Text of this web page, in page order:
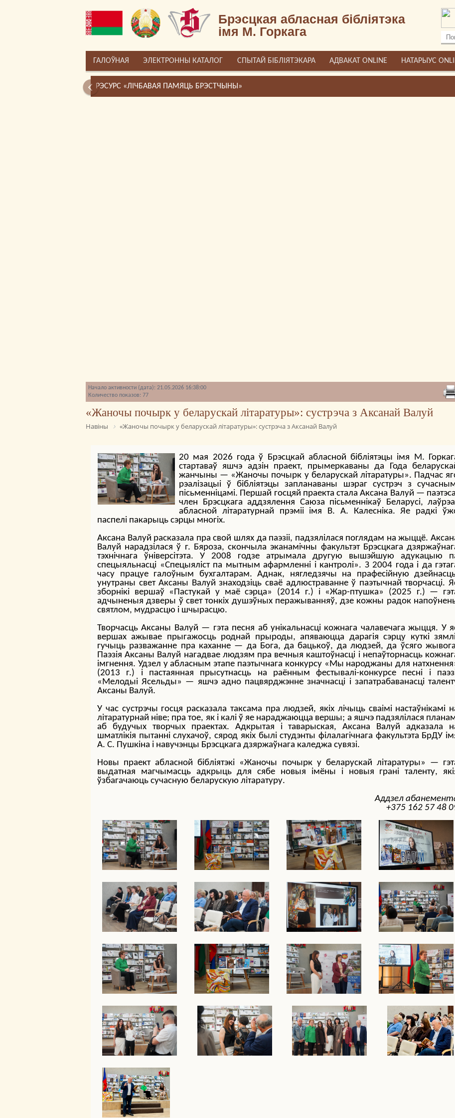
Брэсцкая абласная бібліятэка
імя М. Горкага
ГАЛОЎНАЯ ЭЛЕКТРОННЫ КАТАЛОГ СПЫТАЙ БІБЛІЯТЭКАРА АДВАКАТ ONLINE НАТАРЫУС
РЭСУРС «ЛІЧБАВАЯ ПАМЯЦЬ БРЭСТЧЫНЫ»
Начало активности (дата): 21.05.2026 16:38:00
Количество показов: 77
«Жаночы почырк у беларускай літаратуры»: сустрэча з Аксанай Валуй
Навіны «Жаночы почырк у беларускай літаратуры»: сустрэча з Аксанай Валуй
20 мая 2026 года ў Брэсцкай абласной бібліятэцы імя М.
стартаваў яшчэ адзін праект, прымеркаваны да Года
жанчыны — «Жаночы почырк у беларускай літаратуры». Падчас
рэалізацыі ў бібліятэцы запланаваны шэраг сустрэч з
пісьменніцамі. Першай госцяй праекта стала Аксана Валуй —
член Брэсцкага аддзялення Саюза пісьменнікаў Беларусі,
абласной літаратурнай прэміі імя В. А. Калесніка. Яе радкі
паспелі пакарыць сэрцы многіх.
Аксана Валуй расказала пра свой шлях да паэзіі, падзялілася поглядам на жыццё.
Валуй нарадзілася ў г. Бяроза, скончыла эканамічны факультэт Брэсцкага
тэхнічнага ўніверсітэта. У 2008 годзе атрымала другую вышэйшую адукацыю
спецыяльнасці «Спецыяліст па мытным афармленні і кантролі». З 2004 года і да
часу працуе галоўным бухгалтарам. Аднак, нягледзячы на прафесійную
унутраны свет Аксаны Валуй знаходзіць сваё адлюстраванне ў паэтычнай творчасці.
зборнікі вершаў «Пастукай у маё сэрца» (2014 г.) і «Жар-птушка» (2025 г.) —
адчыненыя дзверы ў свет тонкіх душэўных перажыванняў, дзе кожны радок
святлом, мудрасцю і шчырасцю.
Творчасць Аксаны Валуй — гэта песня аб унікальнасці кожнага чалавечага жыцця. У
вершах ажывае прыгажосць роднай прыроды, апяваюцца дарагія сэрцу куткі
гучыць разважанне пра каханне — да Бога, да бацькоў, да людзей, да ўсяго
Паэзія Аксаны Валуй нагадвае людзям пра вечныя каштоўнасці і непаўторнасць
імгнення. Удзел у абласным этапе паэтычнага конкурсу «Мы народжаны для
(2013 г.) і пастаянная прысутнасць на раённым фестывалі-конкурсе песні і
«Мелодыі Ясельды» — яшчэ адно пацвярджэнне значнасці і запатрабаванасці
Аксаны Валуй.
У час сустрэчы госця расказала таксама пра людзей, якіх лічыць сваімі настаўнікамі
літаратурнай ніве; пра тое, як і калі ў яе нараджаюцца вершы; а яшчэ падзялілася
аб будучых творчых праектах. Адкрытая і таварыская, Аксана Валуй адказала
шматлікія пытанні слухачоў, сярод якіх былі студэнты філалагічнага факультэта БрДУ
А. С. Пушкіна і навучэнцы Брэсцкага дзяржаўнага каледжа сувязі.
Новы праект абласной бібліятэкі «Жаночы почырк у беларускай літаратуры» —
выдатная магчымасць адкрыць для сябе новыя імёны і новыя грані таленту,
ўзбагачаюць сучасную беларускую літаратуру.
Аддзел
+375 162 57 48